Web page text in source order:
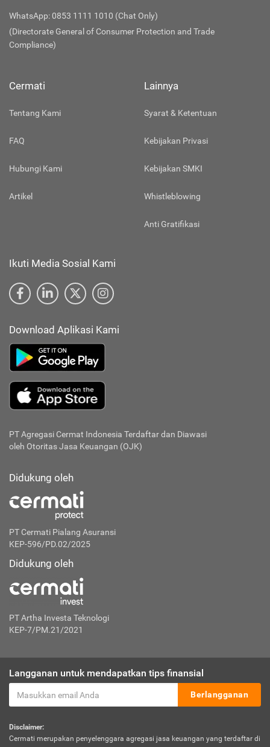
WhatsApp: 0853 1111 1010 (Chat Only)
(Directorate General of Consumer Protection and Trade
Compliance)
Cermati
Tentang Kami
FAQ
Hubungi Kami
Artikel
Lainnya
Syarat & Ketentuan
Kebijakan Privasi
Kebijakan SMKI
Whistleblowing
Anti Gratifikasi
Ikuti Media Sosial Kami
Download Aplikasi Kami
PT Agregasi Cermat Indonesia Terdaftar dan Diawasi
oleh Otoritas Jasa Keuangan (OJK)
Didukung oleh
PT Cermati Pialang Asuransi
KEP-596/PD.02/2025
Didukung oleh
PT Artha Investa Teknologi
KEP-7/PM.21/2021
Langganan untuk mendapatkan tips finansial
Berlangganan
Disclaimer:
Cermati merupakan penyelenggara agregasi jasa keuangan yang terdaftar di